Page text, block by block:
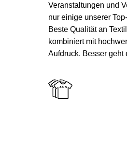
Veranstaltungen und
nur einige unserer
Beste Qualität an
kombiniert mit
Aufdruck. Besser geht